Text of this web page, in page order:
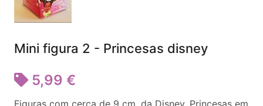
Mini figura 2 - Princesas disney
5,99 €
Figuras com cerca de 9 cm, da Disney. Princesas em